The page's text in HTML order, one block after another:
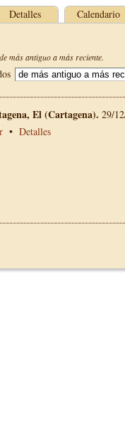
Detalles Calendario
más antiguo a más reciente.
El (Cartagena). 29/
• Detalles